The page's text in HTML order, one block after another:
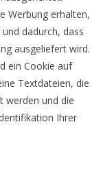
Werbung erhalten,
dadurch, dass
ausgeliefert wird.
ein Cookie auf
Textdateien, die
werden und die
Ihrer